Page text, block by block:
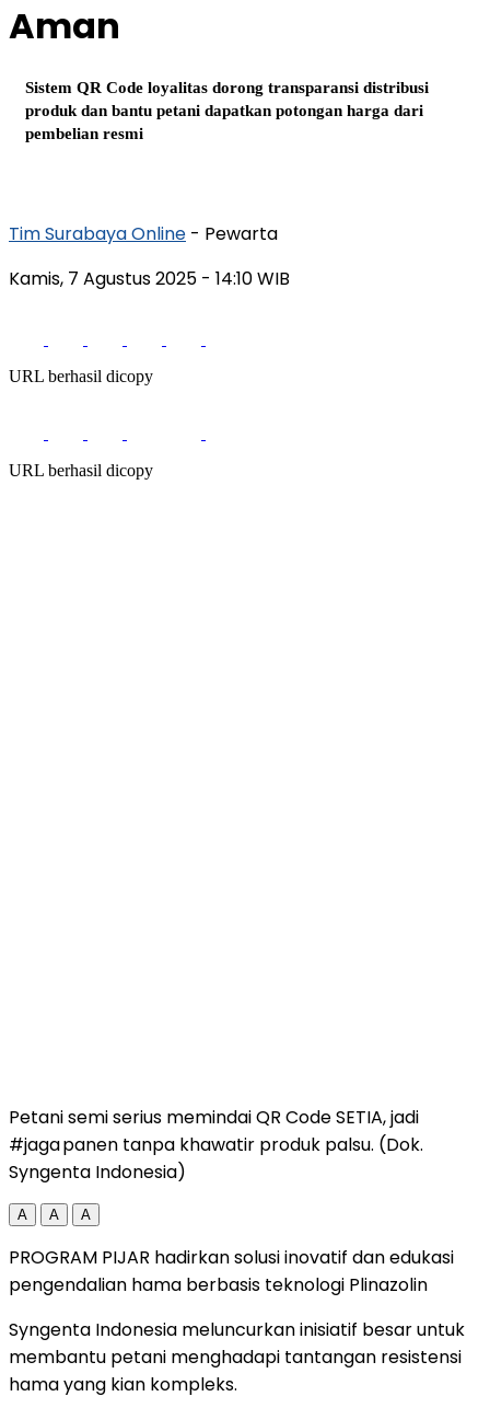
Aman
Sistem QR Code loyalitas dorong transparansi distribusi
produk dan bantu petani dapatkan potongan harga dari
pembelian resmi
Tim Surabaya Online - Pewarta
Kamis, 7 Agustus 2025 - 14:10 WIB
URL berhasil dicopy
URL berhasil dicopy
Petani semi serius memindai QR Code SETIA, jadi
#jaga panen tanpa khawatir produk palsu. (Dok.
Syngenta Indonesia)
A A A
PROGRAM PIJAR hadirkan solusi inovatif dan edukasi
pengendalian hama berbasis teknologi Plinazolin
Syngenta Indonesia meluncurkan inisiatif besar untuk
membantu petani menghadapi tantangan resistensi
hama yang kian kompleks.